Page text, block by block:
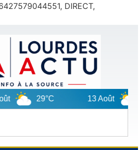
DIRECT,
29°C 13 Août